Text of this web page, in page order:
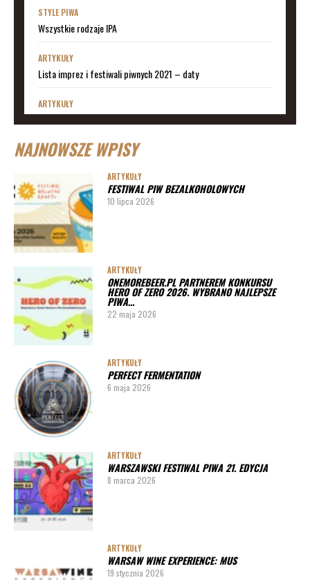
STYLE PIWA
Wszystkie rodzaje IPA
ARTYKUŁY
Lista imprez i festiwali piwnych 2021 – daty
ARTYKUŁY
ARTYKUŁY
ARTYKUŁY
Lista imprez i festiwali piwnych 2020 – miasta
ARTYKUŁY
Pędy chmielu – danie ekskluzywne
PORADY
Jak działa instalacja do wyszynku piwa w barze
NAJNOWSZE WPISY
ARTYKUŁY
FESTIWAL PIW BEZALKOHOLOWYCH
10 lipca 2026
ARTYKUŁY
ONEMOREBEER.PL PARTNEREM KONKURSU
HERO OF ZERO 2026. WYBRANO NAJLEPSZE
PIWA…
22 maja 2026
ARTYKUŁY
PERFECT FERMENTATION
6 maja 2026
ARTYKUŁY
WARSZAWSKI FESTIWAL PIWA 21. EDYCJA
8 marca 2026
ARTYKUŁY
WARSAW WINE EXPERIENCE: MUS
19 stycznia 2026